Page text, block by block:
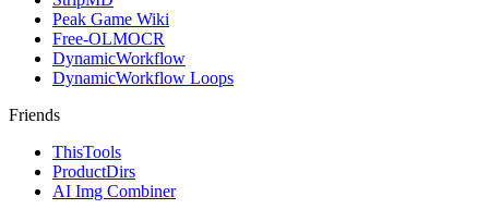
Peak Game Wiki
Free-OLMOCR
DynamicWorkflow
DynamicWorkflow Loops
Friends
ThisTools
ProductDirs
AI Img Combiner